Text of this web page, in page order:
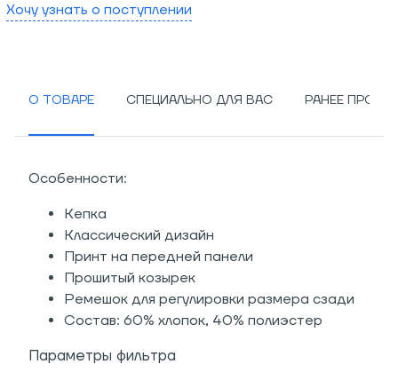
Хочу узнать о поступлении
О ТОВАРЕ СПЕЦИАЛЬНО ДЛЯ ВАС РАНЕЕ
Особенности:
Кепка
Классический дизайн
Принт на передней панели
Прошитый козырек
Ремешок для регулировки размера сзади
Состав: 60% хлопок, 40% полиэстер
Параметры фильтра